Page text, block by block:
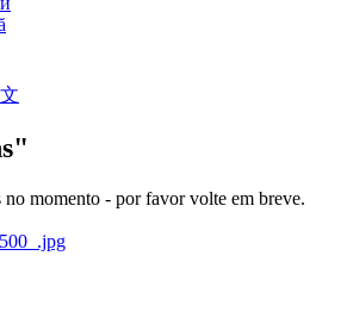
no momento - por favor volte em breve.